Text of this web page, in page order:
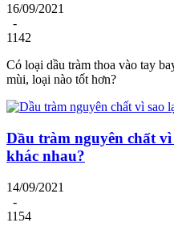
16/09/2021
-
1142
Có loại dầu tràm thoa vào tay
mùi, loại nào tốt hơn?
Dầu tràm nguyên chất vì
khác nhau?
14/09/2021
-
1154